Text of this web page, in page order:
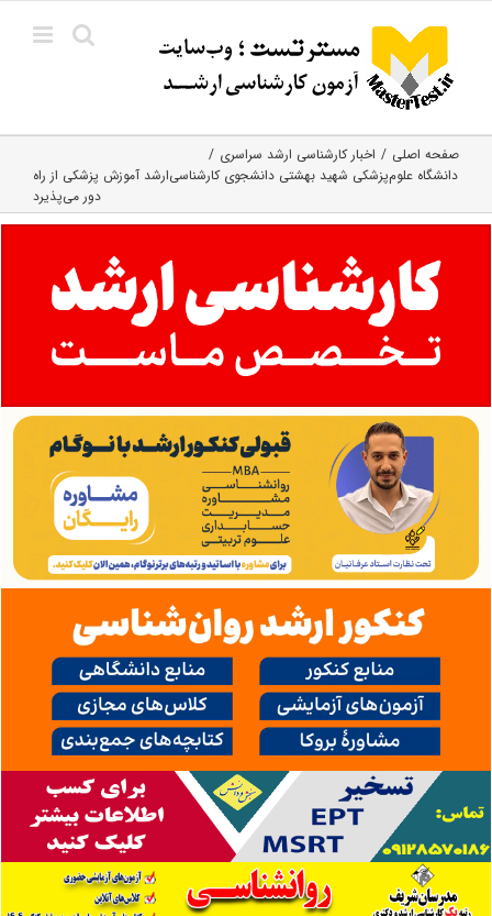
content
صفحه اصلی
اخبار کارشناسی ارشد سراسری
دانشگاه علوم‌پزشکی شهید بهشتی دانشجوی کارشناسی‌ارشد آموزش پزشکی از راه
دور می‌پذیرد